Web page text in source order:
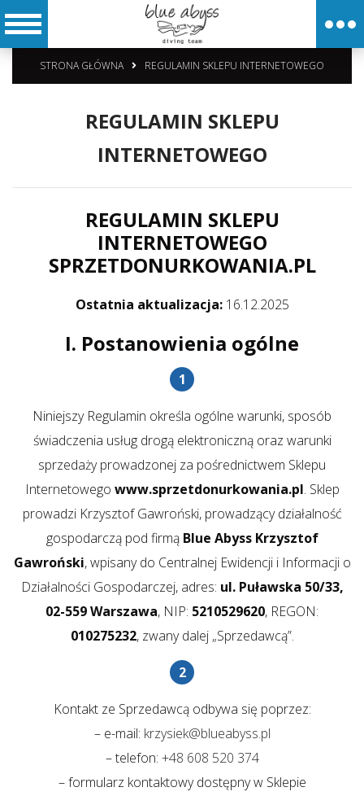
STRONA GŁÓWNA REGULAMIN SKLEPU INTERNETOWEGO
REGULAMIN SKLEPU
INTERNETOWEGO
REGULAMIN SKLEPU
INTERNETOWEGO
SPRZETDONURKOWANIA.PL
Ostatnia aktualizacja:16.12.2025
I. Postanowienia ogólne
Niniejszy Regulamin określa ogólne warunki, sposób
świadczenia usług drogą elektroniczną oraz warunki
sprzedaży prowadzonej za pośrednictwem Sklepu
Internetowego www.sprzetdonurkowania.pl. Sklep
prowadzi Krzysztof Gawroński, prowadzący działalność
gospodarczą pod firmą Blue Abyss Krzysztof
Gawroński, wpisany do Centralnej Ewidencji i Informacji o
Działalności Gospodarczej, adres: ul. Puławska 50/33,
02-559 Warszawa, NIP: 5210529620, REGON:
010275232, zwany dalej „Sprzedawcą”.
Kontakt ze Sprzedawcą odbywa się poprzez:
– e-mail: krzysiek@blueabyss.pl
– telefon: +48 608 520 374
– formularz kontaktowy dostępny w Sklepie